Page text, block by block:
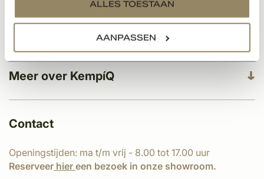
ALLES TOESTAAN
AANPASSEN
Meer over KempíQ
Categorieën
Contact
Openingstijden: ma t/m vrij - 8.00 tot 17.00 uur
Reserveer hier een bezoek in onze showroom.